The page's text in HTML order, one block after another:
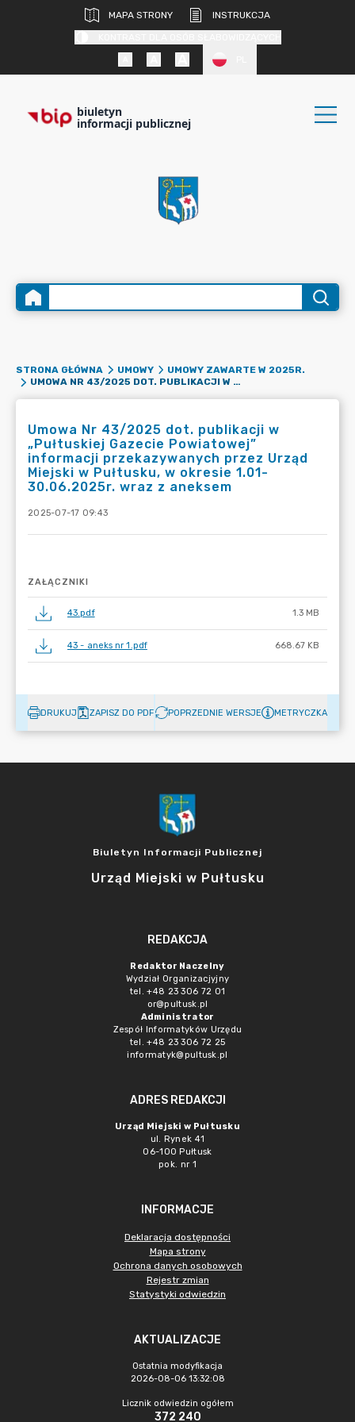
MAPA STRONY
INSTRUKCJA
biuletyn
informacji publicznej
STRONA GŁÓWNA UMOWY
UMOWY ZAWARTE W 2025R.
UMOWA NR 43/2025 DOT. PUBLIKACJI W „PUŁTUSKIEJ GAZECIE POWIATOWEJ” INFORMACJI PRZEKAZYWANYCH PRZEZ URZĄD MIEJSKI W PUŁTUSKU, W OKRESIE 1.01-30.06.2025R. WRAZ Z ANEKSEM
Umowa Nr 43/2025 dot. publikacji w
„Pułtuskiej Gazecie Powiatowej”
informacji przekazywanych przez Urząd
Miejski w Pułtusku, w okresie 1.01-
30.06.2025r. wraz z aneksem
2025-07-17 09:43
ZAŁĄCZNIKI
43.pdf 1.3 MB
43 - aneks nr 1.pdf 668.67 KB
DRUKUJ ZAPISZ DO PDF POPRZEDNIE WERSJE METRYCZKA
Biuletyn Informacji Publicznej
Urząd Miejski w Pułtusku
REDAKCJA
Redaktor Naczelny
Wydział Organizacjyjny
tel. +48 23 306 72 01
or@pultusk.pl
Administrator
Zespół Informatyków Urzędu
tel. +48 23 306 72 25
informatyk@pultusk.pl
ADRES REDAKCJI
Urząd Miejski w Pułtusku
ul. Rynek 41
06-100 Pułtusk
pok. nr 1
INFORMACJE
Deklaracja dostępności
Mapa strony
Ochrona danych osobowych
Rejestr zmian
Statystyki odwiedzin
AKTUALIZACJE
Ostatnia modyfikacja
2026-08-06 13:32:08
Licznik odwiedzin ogółem
372 240